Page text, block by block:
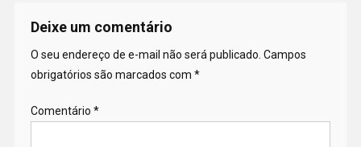
Deixe um comentário
O seu endereço de e-mail não será publicado. Campos
obrigatórios são marcados com *
Comentário *